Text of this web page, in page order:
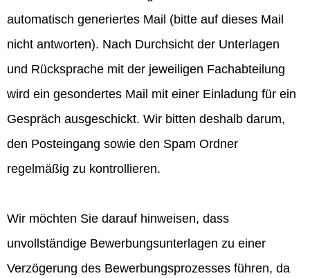
automatisch generiertes Mail (bitte auf dieses Mail
nicht antworten). Nach Durchsicht der Unterlagen
und Rücksprache mit der jeweiligen Fachabteilung
wird ein gesondertes Mail mit einer Einladung für ein
Gespräch ausgeschickt. Wir bitten deshalb darum,
den Posteingang sowie den Spam Ordner
regelmäßig zu kontrollieren.
Wir möchten Sie darauf hinweisen, dass
unvollständige Bewerbungsunterlagen zu einer
Verzögerung des Bewerbungsprozesses führen, da